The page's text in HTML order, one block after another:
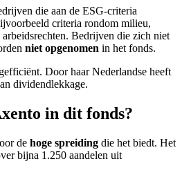
die aan de ESG-criteria
criteria rondom milieu,
Bedrijven die zich niet
niet opgenomen in het fonds.
Door haar Nederlandse heeft
dividendlekkage.
in dit fonds?
de hoge spreiding die het biedt. Het
bijna 1.250 aandelen uit